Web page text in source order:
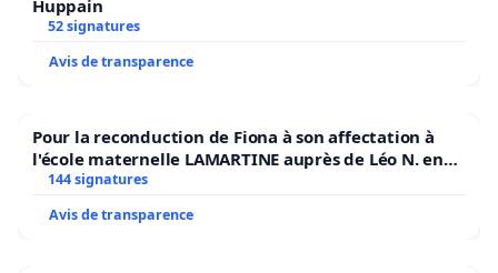
Huppain
52 signatures
Avis de transparence
Pour la reconduction de Fiona à son affectation à
l'école maternelle LAMARTINE auprès de Léo N. en
2026/2027
144 signatures
Avis de transparence